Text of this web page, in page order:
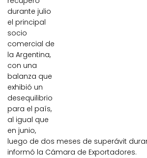
durante julio
el principal
socio
comercial de
la Argentina,
con una
balanza que
exhibió un
desequilibrio
para el país,
al igual que
en junio,
luego de dos meses de superávit
informó la Cámara de Exportadores.